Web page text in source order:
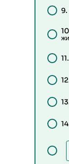
9.
11.